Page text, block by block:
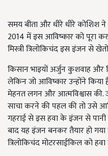
समय बीता और धीरे धीरे
2014 में इस आविष्कार को पूरा
मिस्त्री त्रिलोकिचंद इस इंजन से
किसान भाइयों अर्जुन कुशवाह और
लेकिन जो आविष्कार उन्होंने
मेहनत लगन और आत्मविश्वास
साचा करने की पहल की तो उसे
गहराई से इस हवा के इंजन से
बाद यह इंजन बनकर तैयार हो
त्रिलोकिचंद मोटरसाईकिल को